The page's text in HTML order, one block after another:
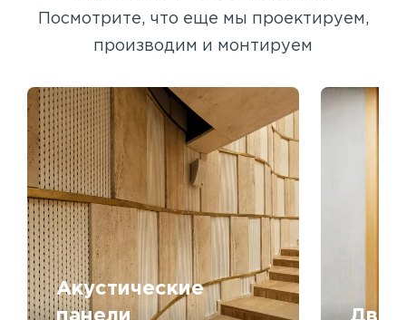
Посмотрите, что еще мы проектируем,
производим и монтируем
Акустические